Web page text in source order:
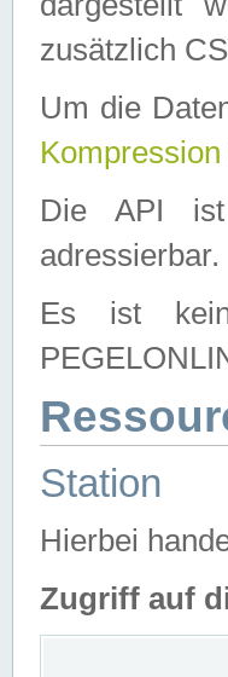
zusätzlich
Um die
Kompression
Die API
adressierbar.
Es ist
Station
Hierbei
Zugriff auf